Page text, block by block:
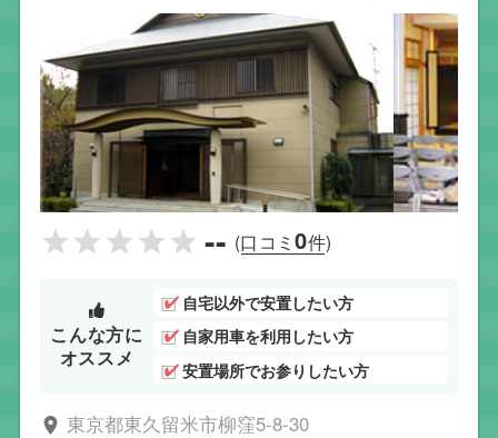
-- (口コミ0件)
こんな方に
オススメ
自宅以外で安置したい方
自家用車を利用したい方
安置場所でお参りしたい方
東京都東久留米市柳窪5-8-30